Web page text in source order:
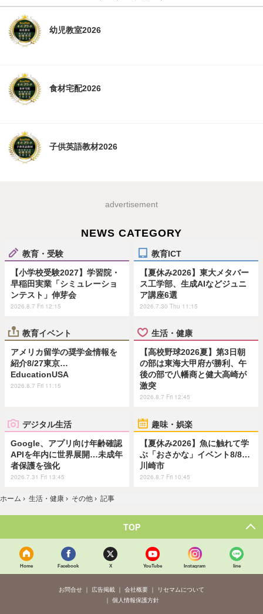
幼児教室2026
食材宅配2026
子供英語教材2026
advertisement
NEWS CATEGORY
教育・受験
【小学校受験2027】学習院・
早稲田実業「シミュレーショ
ンテスト」伸芽会
2026.8.7 Fri 12:15
教育ICT
【夏休み2026】東大メタバー
ス工学部、生成AIなどジュニ
ア講座6選
2026.7.30 Thu 11:15
教育イベント
アメリカ留学の奨学金情報を
紹介8/27東京…
EducationUSA
2026.8.7 Fri 11:15
生活・健康
【高校野球2026夏】第3日朝
の部は東海大甲府が勝利、午
後の部で八幡商と健大高崎が
激突
2026.8.7 Fri 12:45
デジタル生活
Google、アプリ向け年齢確認
APIを年内に世界展開…未成年
者保護を強化
2026.7.31 Fri 13:45
趣味・娯楽
【夏休み2026】魚に触れて学
ぶ「おさかな」イベント8/8…
川崎市
2026.8.7 Fri 10:45
ホーム › 生活・健康 › その他 › 記事
TOP
Home Facebook X YouTube Instagram line
お問合せ 広告掲載 会社概要
リセマムについて
個人情報保護方針